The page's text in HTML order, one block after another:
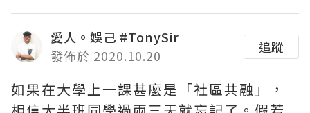
愛人。娛己 #TonySir
發佈於 2020.10.20
追蹤
如果在大學上一課甚麼是「社區共融」，